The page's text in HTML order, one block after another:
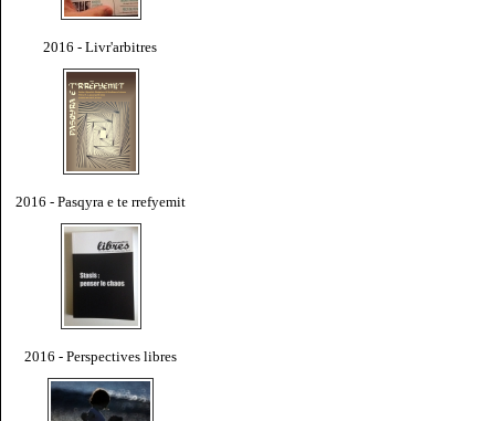
2016 - Livr'arbitres
2016 - Pasqyra e te rrefyemit
2016 - Perspectives libres